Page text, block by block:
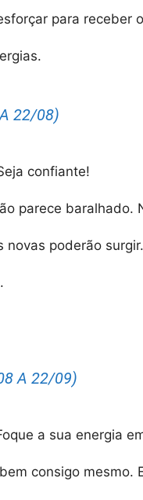
para receber
22/08)
confiante!
parece baralhado.
novas poderão
A 22/09)
a sua energia
consigo mesmo.